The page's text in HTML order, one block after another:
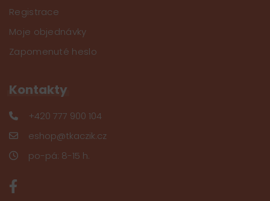
Registrace
Moje objednávky
Zapomenuté heslo
Kontakty
+420 777 900 104
eshop@tkaczik.cz
po-pá: 8-15 h.